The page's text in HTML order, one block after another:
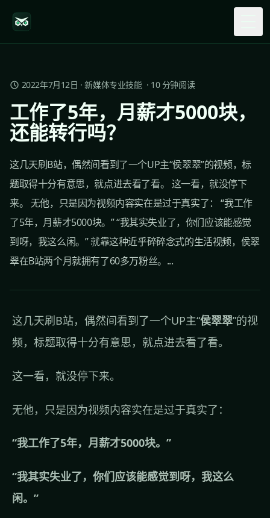
2022年7月12日 ·新媒体专业技能· 10分钟阅读
工作了5年，月薪才5000块，
还能转行吗？
这几天刷B站，偶然间看到了一个UP主“侯翠翠”的视频，标
题取得十分有意思，就点进去看了看。 这一看，就没停下
来。 无他，只是因为视频内容实在是过于真实了： “我工作
了5年，月薪才5000块。” “我其实失业了，你们应该能感觉
到呀，我这么闲。” 就靠这种近乎碎碎念式的生活视频，侯翠
翠在B站两个月就拥有了60多万粉丝。...
这几天刷B站，偶然间看到了一个UP主“侯翠翠”的视
频，标题取得十分有意思，就点进去看了看。
这一看，就没停下来。
无他，只是因为视频内容实在是过于真实了：
“我工作了5年，月薪才5000块。”
“我其实失业了，你们应该能感觉到呀，我这么
闲。”